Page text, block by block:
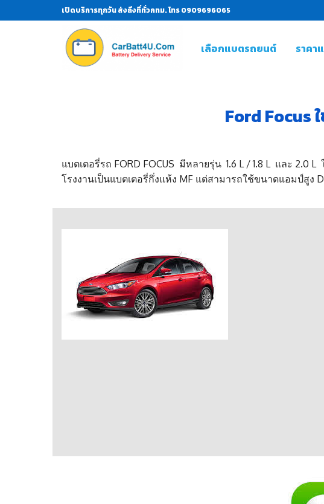
เปิดบริการทุกวัน ส่งถึงที่ทั่วกทม. โทร 0909696065
เลือกแบตรถยนต์ ราคา
Ford Focus
แบตเตอรี่รถ FORD FOCUS มีหลายรุ่น 1.6 L / 1.8 L และ
โรงงานเป็นแบตเตอรี่กึ่งแห้ง MF แต่สามารถใช้ขนาดแอมป์สูง